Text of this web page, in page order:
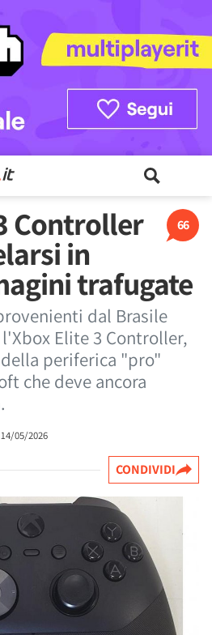
66
Controller
in
trafugate
dal Brasile
Elite 3 Controller,
periferica "pro"
che deve ancora
14/05/2026
CONDIVIDI